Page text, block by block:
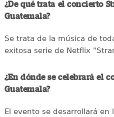
¿De qué trata el concierto
Guatemala?
Se trata de la música de
exitosa serie de Netflix
¿En dónde se celebrará el
Guatemala?
El evento se desarrollará en